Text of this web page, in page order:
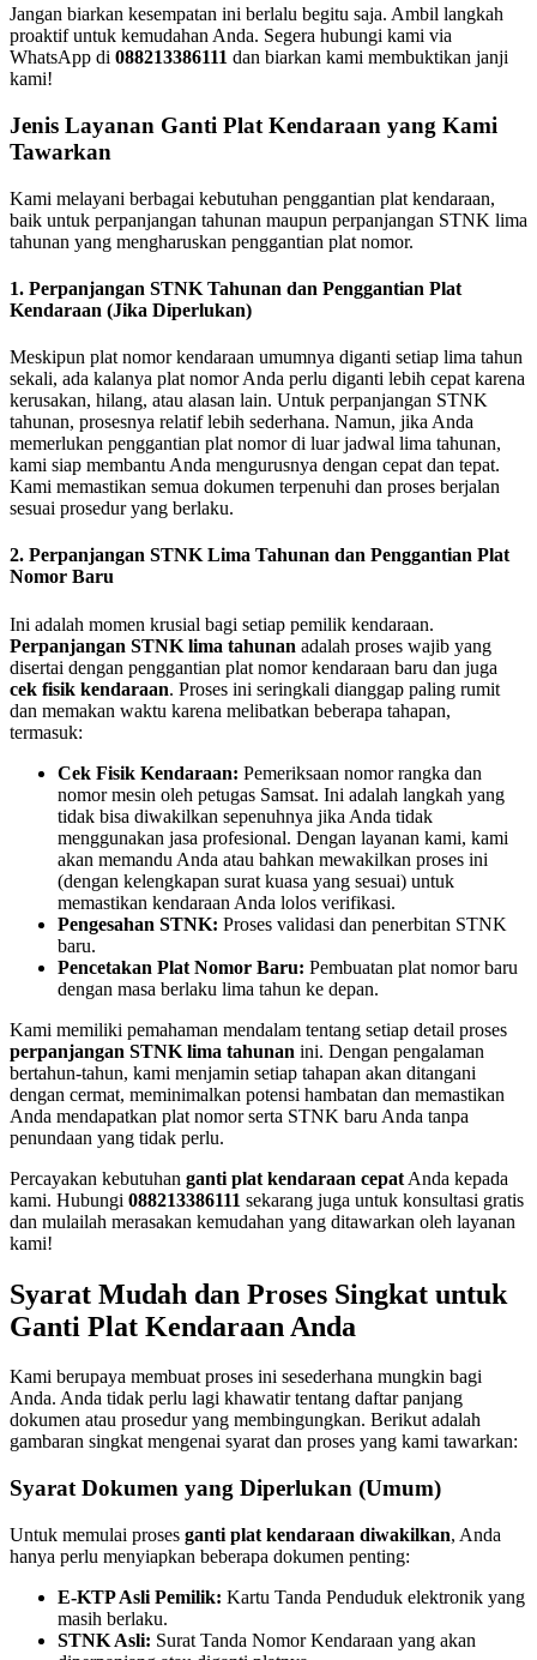
Jangan biarkan kesempatan ini berlalu begitu saja. Ambil langkah
proaktif untuk kemudahan Anda. Segera hubungi kami via
WhatsApp di 088213386111 dan biarkan kami membuktikan janji
kami!
Jenis Layanan Ganti Plat Kendaraan yang Kami
Tawarkan
Kami melayani berbagai kebutuhan penggantian plat kendaraan,
baik untuk perpanjangan tahunan maupun perpanjangan STNK lima
tahunan yang mengharuskan penggantian plat nomor.
1. Perpanjangan STNK Tahunan dan Penggantian Plat
Kendaraan (Jika Diperlukan)
Meskipun plat nomor kendaraan umumnya diganti setiap lima tahun
sekali, ada kalanya plat nomor Anda perlu diganti lebih cepat karena
kerusakan, hilang, atau alasan lain. Untuk perpanjangan STNK
tahunan, prosesnya relatif lebih sederhana. Namun, jika Anda
memerlukan penggantian plat nomor di luar jadwal lima tahunan,
kami siap membantu Anda mengurusnya dengan cepat dan tepat.
Kami memastikan semua dokumen terpenuhi dan proses berjalan
sesuai prosedur yang berlaku.
2. Perpanjangan STNK Lima Tahunan dan Penggantian Plat
Nomor Baru
Ini adalah momen krusial bagi setiap pemilik kendaraan.
Perpanjangan STNK lima tahunan adalah proses wajib yang
disertai dengan penggantian plat nomor kendaraan baru dan juga
cek fisik kendaraan. Proses ini seringkali dianggap paling rumit
dan memakan waktu karena melibatkan beberapa tahapan,
termasuk:
Cek Fisik Kendaraan: Pemeriksaan nomor rangka dan
nomor mesin oleh petugas Samsat. Ini adalah langkah yang
tidak bisa diwakilkan sepenuhnya jika Anda tidak
menggunakan jasa profesional. Dengan layanan kami, kami
akan memandu Anda atau bahkan mewakilkan proses ini
(dengan kelengkapan surat kuasa yang sesuai) untuk
memastikan kendaraan Anda lolos verifikasi.
Pengesahan STNK: Proses validasi dan penerbitan STNK
baru.
Pencetakan Plat Nomor Baru: Pembuatan plat nomor baru
dengan masa berlaku lima tahun ke depan.
Kami memiliki pemahaman mendalam tentang setiap detail proses
perpanjangan STNK lima tahunan ini. Dengan pengalaman
bertahun-tahun, kami menjamin setiap tahapan akan ditangani
dengan cermat, meminimalkan potensi hambatan dan memastikan
Anda mendapatkan plat nomor serta STNK baru Anda tanpa
penundaan yang tidak perlu.
Percayakan kebutuhan ganti plat kendaraan cepat Anda kepada
kami. Hubungi 088213386111 sekarang juga untuk konsultasi gratis
dan mulailah merasakan kemudahan yang ditawarkan oleh layanan
kami!
Syarat Mudah dan Proses Singkat untuk
Ganti Plat Kendaraan Anda
Kami berupaya membuat proses ini sesederhana mungkin bagi
Anda. Anda tidak perlu lagi khawatir tentang daftar panjang
dokumen atau prosedur yang membingungkan. Berikut adalah
gambaran singkat mengenai syarat dan proses yang kami tawarkan:
Syarat Dokumen yang Diperlukan (Umum)
Untuk memulai proses ganti plat kendaraan diwakilkan, Anda
hanya perlu menyiapkan beberapa dokumen penting:
E-KTP Asli Pemilik: Kartu Tanda Penduduk elektronik yang
masih berlaku.
STNK Asli: Surat Tanda Nomor Kendaraan yang akan